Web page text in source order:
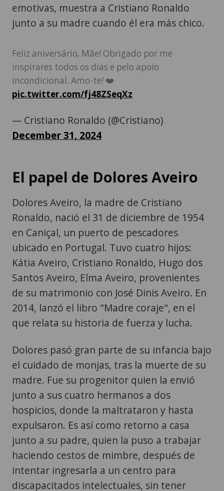
emotivas, muestra a Cristiano Ronaldo
junto a su madre cuando él era más chico.
Feliz aniversário, Mãe! Obrigado por me
inspirares todos os dias e pelo apoio
incondicional. Amo-te! ❤️
pic.twitter.com/fj48ZSeqXz
— Cristiano Ronaldo (@Cristiano)
December 31, 2024
El papel de Dolores Aveiro
Dolores Aveiro, la madre de Cristiano
Ronaldo, nació el 31 de diciembre de 1954
en Caniçal, un puerto de pescadores
ubicado en Portugal. Tuvo cuatro hijos:
Kátia Aveiro, Cristiano Ronaldo, Hugo dos
Santos Aveiro, Elma Aveiro, provenientes
de su matrimonio con José Dinis Aveiro. En
2014, lanzó el libro "Madre coraje", en el
que relata su historia de fuerza y lucha.
Dolores pasó gran parte de su infancia bajo
el cuidado de monjas, tras la muerte de su
madre. Fue su progenitor quien la envió
junto a sus cuatro hermanos a dos
hospicios, donde la maltrataron y hasta
expulsaron. Es así como retorno a casa
junto a su padre, quien la puso a trabajar
haciendo cestos de mimbre, después de
intentar ingresarla a un centro para
discapacitados intelectuales, sin tener